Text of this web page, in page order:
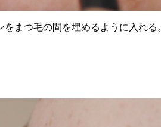
まつ毛の間を埋めるように入れる。